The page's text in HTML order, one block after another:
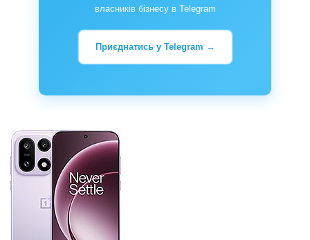
власників бізнесу в Telegram
Приєднатись у Telegram →